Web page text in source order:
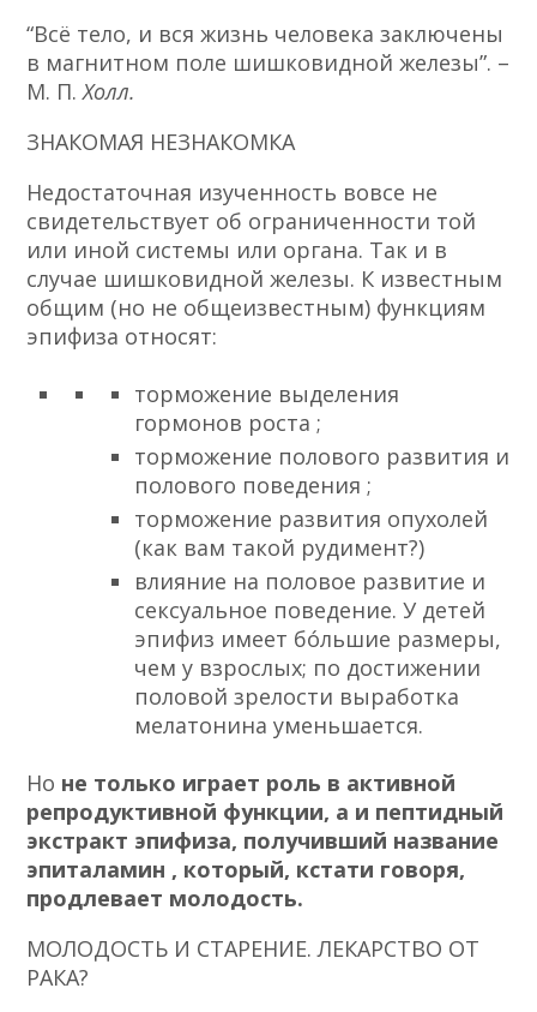
“Всё тело, и вся жизнь человека заключены
в магнитном поле шишковидной железы”. –
М. П.Холл.
ЗНАКОМАЯ НЕЗНАКОМКА
Недостаточная изученность вовсе не
свидетельствует об ограниченности той
или иной системы или органа. Так и в
случае шишковидной железы. К известным
общим (но не общеизвестным) функциям
эпифиза относят:
торможение выделения
гормонов роста ;
торможение полового развития и
полового поведения ;
торможение развития опухолей
(как вам такой рудимент?)
влияние на половое развитие и
сексуальное поведение. У детей
эпифиз имеет бо́льшие размеры,
чем у взрослых; по достижении
половой зрелости выработка
мелатонина уменьшается.
Но не только играет роль в активной
репродуктивной функции, а и пептидный
экстракт эпифиза, получивший название
эпиталамин , который, кстати говоря,
продлевает молодость.
МОЛОДОСТЬ И СТАРЕНИЕ. ЛЕКАРСТВО ОТ
РАКА?